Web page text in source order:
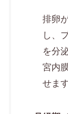
排卵
し、
を分
宮内
せます